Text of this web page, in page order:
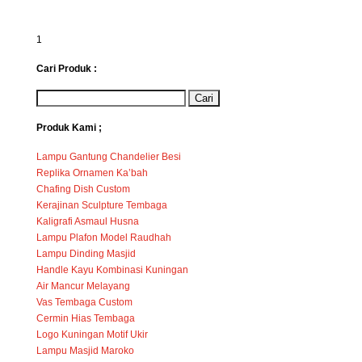
1
Cari Produk :
Produk Kami ;
Lampu Gantung Chandelier Besi
Replika Ornamen Ka’bah
Chafing Dish Custom
Kerajinan Sculpture Tembaga
Kaligrafi Asmaul Husna
Lampu Plafon Model Raudhah
Lampu Dinding Masjid
Handle Kayu Kombinasi Kuningan
Air Mancur Melayang
Vas Tembaga Custom
Cermin Hias Tembaga
Logo Kuningan Motif Ukir
Lampu Masjid Maroko